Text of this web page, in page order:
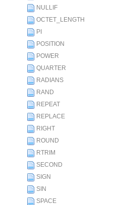
NULLIF
OCTET_LENGTH
PI
POSITION
POWER
QUARTER
RADIANS
RAND
REPEAT
REPLACE
RIGHT
ROUND
RTRIM
SECOND
SIGN
SIN
SPACE